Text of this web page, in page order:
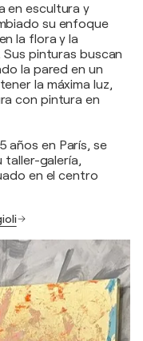
en escultura y
su enfoque
la flora y la
Sus pinturas buscan
la pared en un
la máxima luz,
con pintura en
años en París, se
taller-galería,
en el centro